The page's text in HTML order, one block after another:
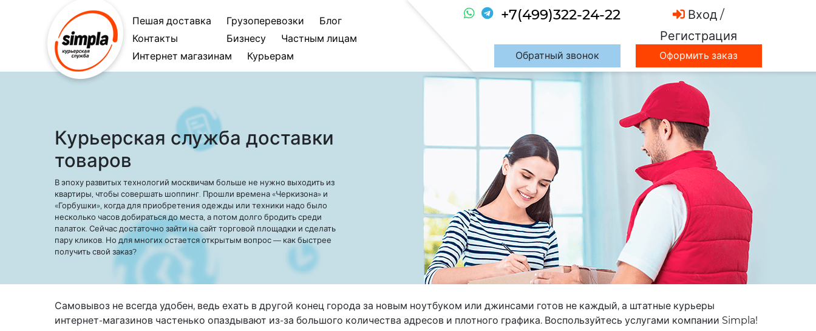
Пешая доставка Грузоперевозки
Блог
Контакты
Бизнесу
Частным лицам
Интернет магазинам
Курьерам Обратный звонок
Вход /
Регистрация
+7(499)322-24-22
Оформить заказ
Курьерская служба доставки
товаров
В эпоху развитых технологий москвичам больше не нужно выходить из
квартиры, чтобы совершать шоппинг. Прошли времена «Черкизона» и
«Горбушки», когда для приобретения одежды или техники надо было
несколько часов добираться до места, а потом долго бродить среди
палаток. Сейчас достаточно зайти на сайт торговой площадки и сделать
пару кликов. Но для многих остается открытым вопрос — как быстрее
получить свой заказ?
Самовывоз не всегда удобен, ведь ехать в другой конец города за новым ноутбуком или джинсами готов не каждый, а штатные курьеры
интернет-магазинов частенько опаздывают из-за большого количества адресов и плотного графика. Воспользуйтесь услугами компании Simpla!